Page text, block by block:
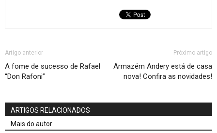
Artigo anterior
A fome de sucesso de Rafael
“Don Rafoni”
Próximo artigo
Armazém Andery está de casa
nova! Confira as novidades!
ARTIGOS RELACIONADOS
Mais do autor